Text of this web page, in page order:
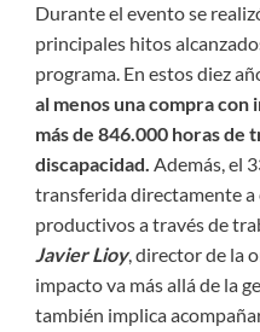
Durante el evento se
principales hitos
programa. En estos diez
al menos una compra con
más de 846.000 horas de
discapacidad. Además, el
transferida directamente
productivos a través de
Javier Lioy, director de la
impacto va más allá de la
también implica